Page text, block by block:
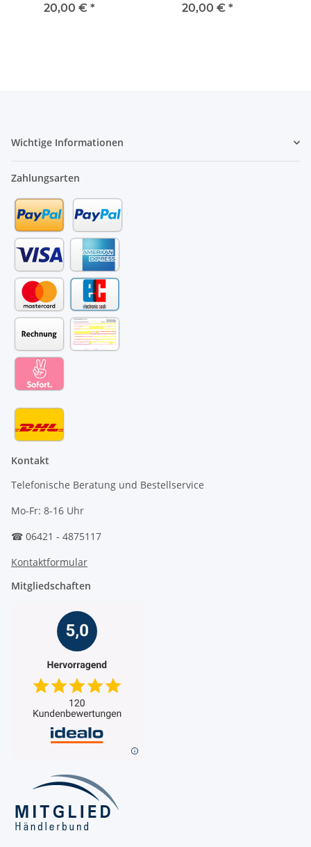
20,00 € *
20,00 € *
Wichtige Informationen
Zahlungsarten
Kontakt
Telefonische Beratung und Bestellservice
Mo-Fr: 8-16 Uhr
☎ 06421 - 4875117
Kontaktformular
Mitgliedschaften